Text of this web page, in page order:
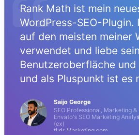
Rank Math ist mein
WordPress-SEO-Plugin.
auf den meisten meiner
verwendet und liebe
Benutzeroberfläche und
und als Pluspunkt ist es
Saijo George
SEO Professional, Marketing &
Envato's SEO Marketing
(ex)
tl;dr Marketing.com